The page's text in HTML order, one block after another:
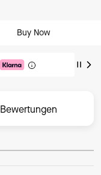
Buy Now
Bewertungen